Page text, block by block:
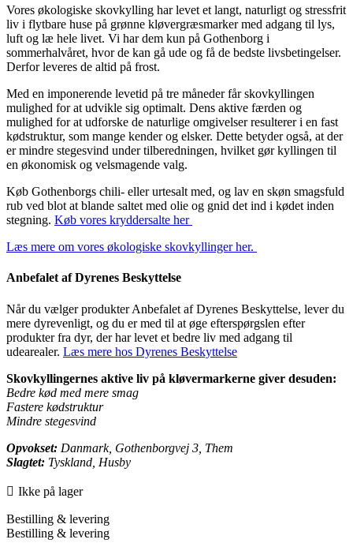
Vores økologiske skovkylling har levet et langt, naturligt og stressfrit
liv i flytbare huse på grønne kløvergræsmarker med adgang til lys,
luft og læ hele livet. Vi har dem kun på Gothenborg i
sommerhalvåret, hvor de kan gå ude og få de bedste livsbetingelser.
Derfor leveres de altid på frost.
Med en imponerende levetid på tre måneder får skovkyllingen
mulighed for at udvikle sig optimalt. Dens aktive færden og
mulighed for at udforske de naturlige omgivelser resulterer i en fast
kødstruktur, som mange kender og elsker. Dette betyder også, at der
er mindre stegesvind under tilberedningen, hvilket gør kyllingen til
en økonomisk og velsmagende valg.
Køb Gothenborgs chili- eller urtesalt med, og lav en skøn smagsfuld
rub ved blot at blande saltet med olie og gnid det ind i kødet inden
stegning. Køb vores kryddersalte her
Læs mere om vores økologiske skovkyllinger her.
Anbefalet af Dyrenes Beskyttelse
Når du vælger produkter Anbefalet af Dyrenes Beskyttelse, lever du
mere dyrevenligt, og du er med til at øge efterspørgslen efter
produkter fra dyr, der har levet et bedre liv med adgang til
udearealer. Læs mere hos Dyrenes Beskyttelse
Skovkyllingernes aktive liv på kløvermarkerne giver desuden:
Bedre kød med mere smag
Fastere kødstruktur
Mindre stegesvind
Opvokset: Danmark, Gothenborgvej 3, Them
Slagtet: Tyskland, Husby
Ikke på lager
Bestilling & levering
Bestilling & levering